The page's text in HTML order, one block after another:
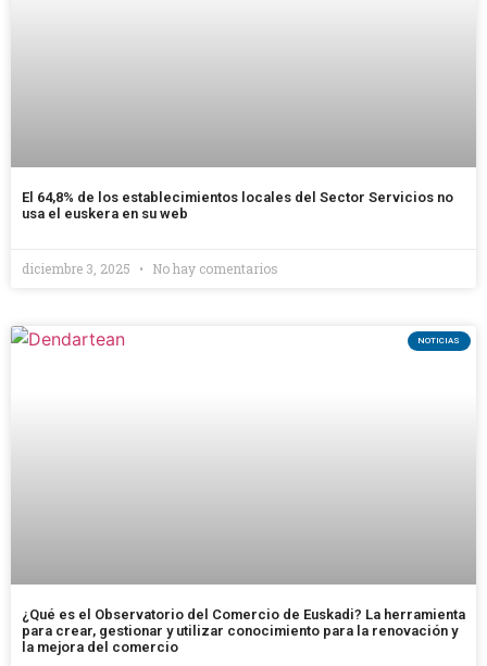
El 64,8% de los establecimientos locales del Sector Servicios no
usa el euskera en su web
diciembre 3, 2025 No hay comentarios
NOTICIAS
¿Qué es el Observatorio del Comercio de Euskadi? La herramienta
para crear, gestionar y utilizar conocimiento para la renovación y
la mejora del comercio